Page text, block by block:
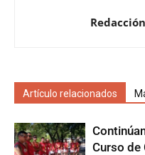
Artículo relacionados
Curso de